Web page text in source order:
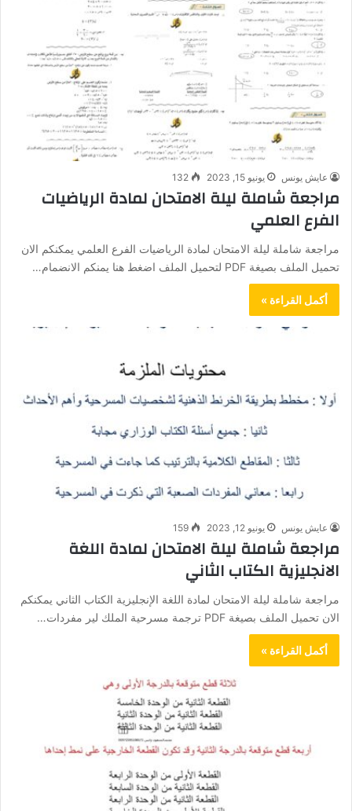
عايش يونس يونيو 15, 2023 132
مراجعة شاملة ليلة الامتحان لمادة الرياضيات
الفرع العلمي
مراجعة شاملة ليلة الامتحان لمادة الرياضيات الفرع العلمي يمكنكم الان
تحميل الملف بصيغة PDF لتحميل الملف اضغط هنا يمنكم الانضمام…
أكمل القراءة »
عايش يونس يونيو 12, 2023 159
مراجعة شاملة ليلة الامتحان لمادة اللغة
الانجليزية الكتاب الثاني
مراجعة شاملة ليلة الامتحان لمادة اللغة الإنجليزية الكتاب الثاني يمكنكم
الان تحميل الملف بصيغة PDF ترجمة مسرحية الملك لير مفردات…
أكمل القراءة »